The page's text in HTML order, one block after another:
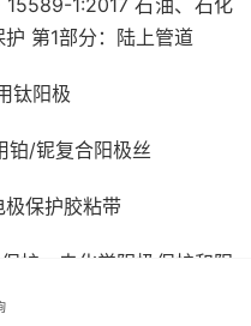
1:2017 石油、石化
第1部分：陆上管道
钛阳极
/铌复合阳极丝
保护胶粘带
护．电化学阴极保护和阳